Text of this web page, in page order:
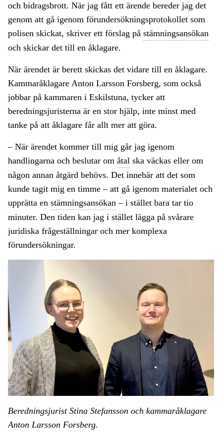
och bidragsbrott. När jag fått ett ärende bereder jag det
genom att gå igenom förundersökningsprotokollet som
polisen skickat, skriver ett förslag på stämningsansökan
och skickar det till en åklagare.
När ärendet är berett skickas det vidare till en åklagare.
Kammaråklagare Anton Larsson Forsberg, som också
jobbar på kammaren i Eskilstuna, tycker att
beredningsjuristerna är en stor hjälp, inte minst med
tanke på att åklagare får allt mer att göra.
– När ärendet kommer till mig går jag igenom
handlingarna och beslutar om åtal ska väckas eller om
någon annan åtgärd behövs. Det innebär att det som
kunde tagit mig en timme – att gå igenom materialet och
upprätta en stämningsansökan – i stället bara tar tio
minuter. Den tiden kan jag i stället lägga på svårare
juridiska frågeställningar och mer komplexa
förundersökningar.
Beredningsjurist Stina Stefansson och kammaråklagare
Anton Larsson Forsberg.